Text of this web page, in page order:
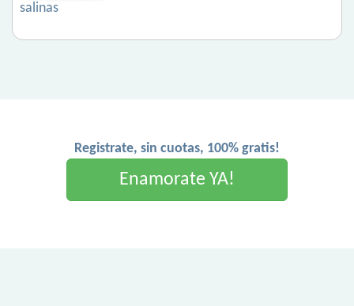
salinas
Registrate, sin cuotas, 100% gratis!
Enamorate YA!